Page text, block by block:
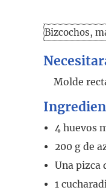
Bizcochos,
Molde
4 huevos
200 g de
Una pizca
1